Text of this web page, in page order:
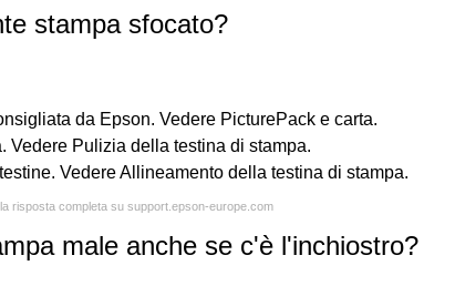
stampa sfocato?
da Epson. Vedere PicturePack e carta.
Vedere Pulizia della testina di stampa.
Vedere Allineamento della testina di stampa.
risposta completa su support.epson-europe.com
male anche se c'è l'inchiostro?